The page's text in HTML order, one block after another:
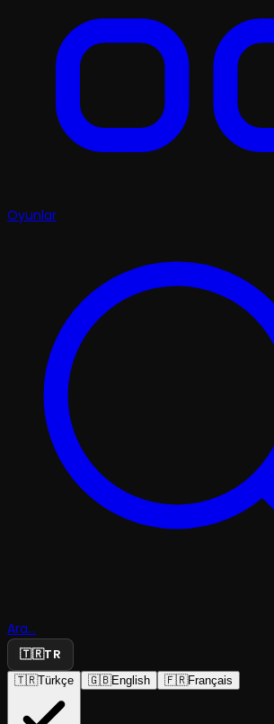
Oyunlar
Ara...
🇹🇷TR
🇹🇷Türkçe 🇬🇧English 🇫🇷Français